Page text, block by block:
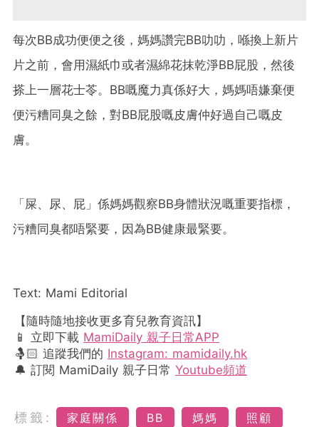
每次BB成功便便之後，媽媽讚完BB叻叻，喺換上新片
片之前，會用濕紙巾或者濕綿花抹乾淨BB屁股，然後
搽上一層花士苓。BB嘅魔力真係好大，媽媽唔嫌棄便
便污糟同臭之餘，對BB屁股嘅皮膚仲好過自己嘅皮
膚。
「屎、尿、屁」係媽媽觀察BB身體狀況嘅重要指標，
污糟同臭都唔緊要，因為BB健康最緊要。
Text: Mami Editorial
【隨時隨地接收更多育兒教育資訊】
📱 立即下載 MamiDaily 親子日常APP
🤱🏻 追蹤我們的 Instagram: mamidaily.hk
🔔 訂閱 MamiDaily 親子日常 Youtube頻道
標籤: 家庭關係 BB 媽媽
照顧